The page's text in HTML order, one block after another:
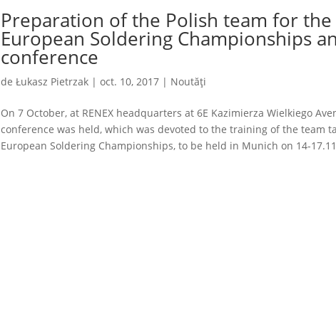
Preparation of the Polish team for
European Soldering Championships
conference
de Łukasz Pietrzak| oct. 10, 2017| Noutăți
On 7 October, at RENEX headquarters at 6E Kazimierza Wielkiego
conference was held, which was devoted to the training of the team
European Soldering Championships, to be held in Munich on 14-